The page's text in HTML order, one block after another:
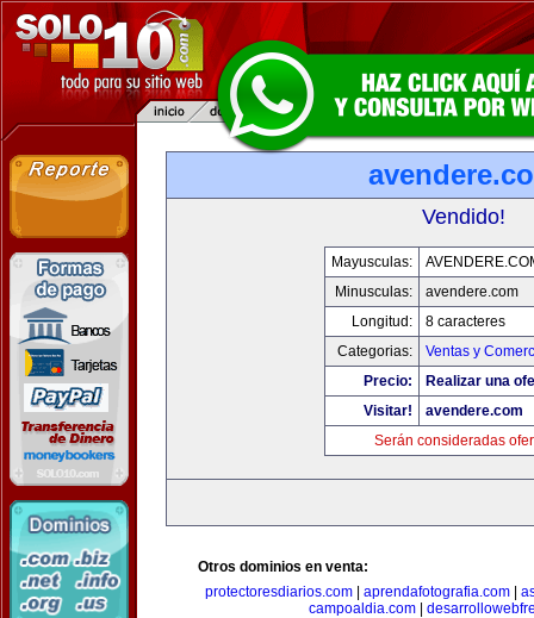
Vendido!
Mayusculas:
Minusculas:
avendere.com
Longitud:
8 caracteres
Categorias:
Ventas y
Precio:
Realizar una
Visitar!
avendere.com
Serán consideradas
Otros dominios en venta:
protectoresdiarios.com
aprendafotografia.com
campoaldia.com